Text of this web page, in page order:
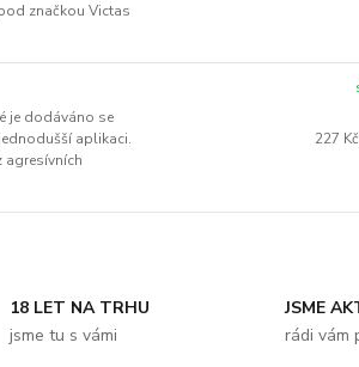
značkou Victas
je dodáváno se
aplikaci.
agresívních
227 Kč
18 LET NA TRHU
jsme tu s vámi
JSME
rádi vám